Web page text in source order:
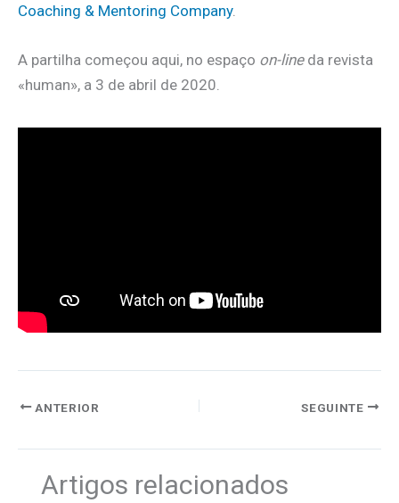
Coaching & Mentoring Company.
A partilha começou aqui, no espaço on-lineda revista
«human», a 3 de abril de 2020.
ANTERIOR SEGUINTE
Artigos relacionados